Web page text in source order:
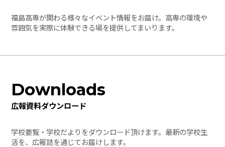
福島高専が関わる様々なイベント情報をお届け。高専の環境や
雰囲気を実際に体験できる場を提供してまいります。
Downloads
広報資料ダウンロード
学校要覧・学校だよりをダウンロード頂けます。最新の学校生
活を、広報誌を通じてお届けします。